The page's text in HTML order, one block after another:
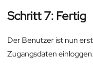
Schritt 7: Fertig
Der Benutzer ist nun
Zugangsdaten einloggen.